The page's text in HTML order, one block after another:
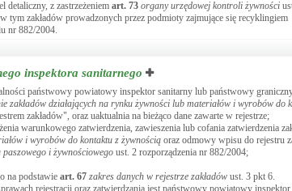
detaliczny, z zastrzeżeniem art. 73 organy urzędowej kontroli żywności
tym zakładów prowadzonych przez podmioty zajmujące się recyklingiem
nr 882/2004.
inspektora sanitarnego
państwowy powiatowy inspektor sanitarny lub państwowy
zakładów działających na rynku żywności lub materiałów i wyrobów do
zakładów", oraz uaktualnia na bieżąco dane zawarte w rejestrze;
warunkowego zatwierdzenia, zawieszenia lub cofania zatwierdzenia
i wyrobów do kontaktu z żywnością oraz odmowy wpisu do rejestru
i żywnościowego ust. 2 rozporządzenia nr 882/2004;
na podstawie art. 67 zakres danych w rejestrze zakładów ust. 3 pkt 6.
rejestracji oraz zatwierdzania jest państwowy powiatowy